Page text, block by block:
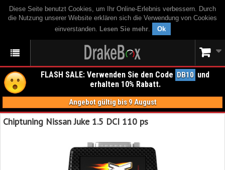
Diese Seite benutzt Cookies, um Ihr Online-Erlebnis verbessern. Durch
die Nutzung unserer Website erklären sich die Verwendung von Cookies
einverstanden. Lesen Sie mehr. Ok
FLASH SALE: Verwenden Sie den Code DB10 und
erhalten 10% Rabatt.
Angebot gültig bis 9 August
Chiptuning Nissan Juke 1.5 DCI 110 ps